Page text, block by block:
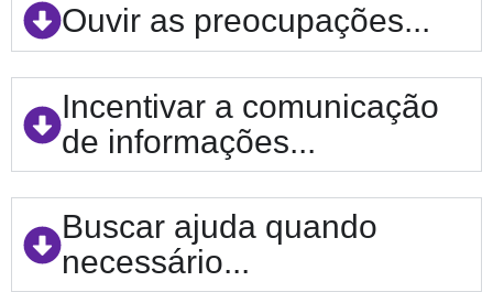
Ouvir as preocupações...
Incentivar a comunicação
de informações...
Buscar ajuda quando
necessário...